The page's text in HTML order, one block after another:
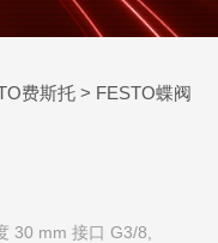
费斯托 > FESTO蝶阀
30 mm 接口 G3/8,